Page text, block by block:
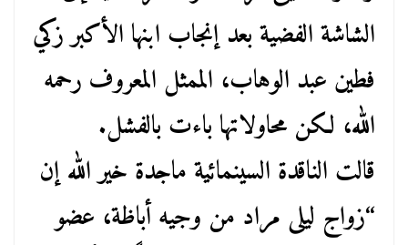
الشاشة الفضية بعد إنجاب ابنها الأكبر زكي
فطين عبد الوهاب، الممثل المعروف رحمه
الله، لكن محاولاتها باءت بالفشل.
قالت الناقدة السينمائية ماجدة خير الله إن
“زواج ليلى مراد من وجيه أباظة، عضو